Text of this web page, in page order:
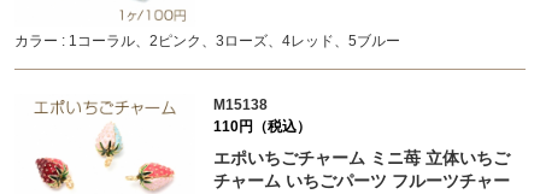
カラー : 1コーラル、2ピンク、3ローズ、4レッド、5ブルー
M15138
110円（税込）
エポいちごチャーム ミニ苺 立体いちご
チャーム いちごパーツ フルーツチャー